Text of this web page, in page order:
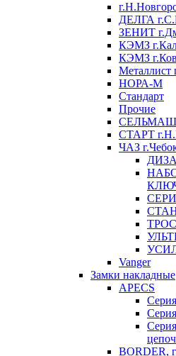
ДЕЛГА
ЗЕНИТ
КЭМЗ
КЭМЗ
Металлист
НОРА-М
Стандарт
Прочие
СЕЛЬМАШ
СТАРТ
ЧАЗ
Vanger
Замки накладные
APECS
BORDER,